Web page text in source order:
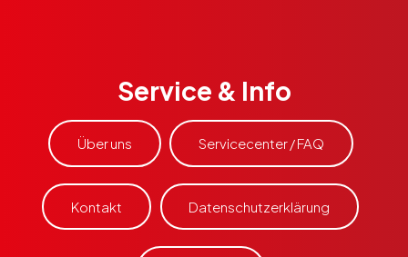
Schweißtisch
mieten
Service & Info
Über uns Servicecenter / FAQ
Kontakt Datenschutzerklärung